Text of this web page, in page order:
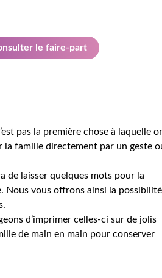
le faire-part
pas la première chose à laquelle
la famille directement par un geste
de laisser quelques mots pour la
Nous vous offrons ainsi la possibilité
d’imprimer celles-ci sur de jolis
de main en main pour conserver